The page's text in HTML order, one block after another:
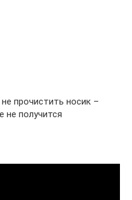
прочистить носик –
не получится